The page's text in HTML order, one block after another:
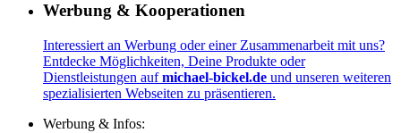
Werbung & Kooperationen
Interessiert an Werbung oder einer Zusammenarbeit mit uns?
Entdecke Möglichkeiten, Deine Produkte oder
Dienstleistungen aufmichael-bickel.de und unseren weiteren
spezialisierten Webseiten zu präsentieren.
Werbung & Infos: